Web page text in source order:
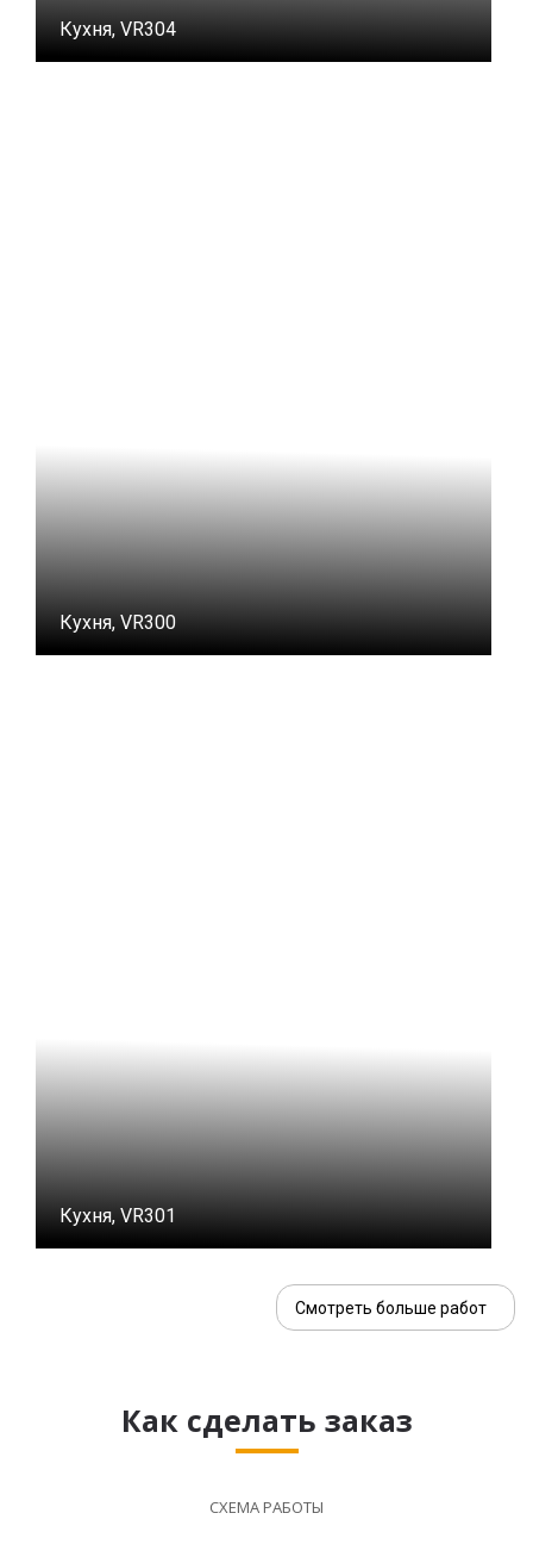
Кухня, VR304
Кухня, VR300
Кухня, VR301
Смотреть больше работ
Как сделать заказ
СХЕМА РАБОТЫ